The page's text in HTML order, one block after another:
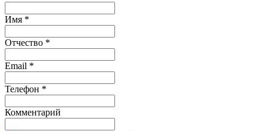
Имя *
Отчество *
Email *
Телефон *
Комментарий